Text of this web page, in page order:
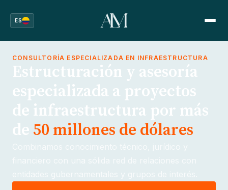
ES
CONSULTORÍA ESPECIALIZADA EN INFRAESTRUCTURA
Estructuración y asesoría
especializada a proyectos
de infraestructura por más
de 50 millones de dólares